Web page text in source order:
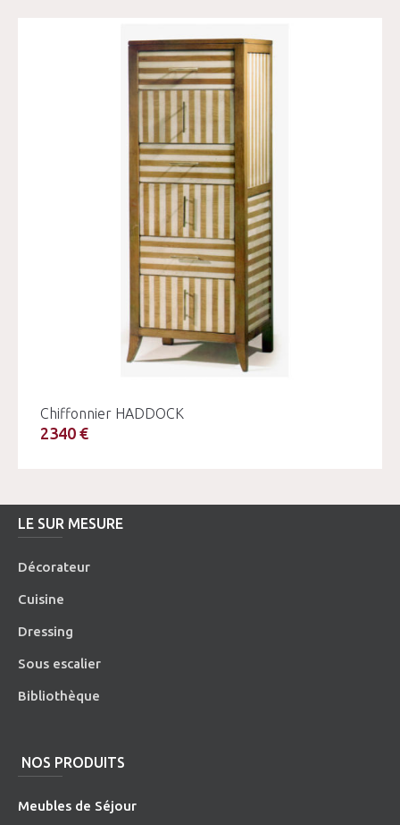
Chiffonnier HADDOCK
2340 €
LE SUR MESURE
Décorateur
Cuisine
Dressing
Sous escalier
Bibliothèque
NOS PRODUITS
Meubles de Séjour